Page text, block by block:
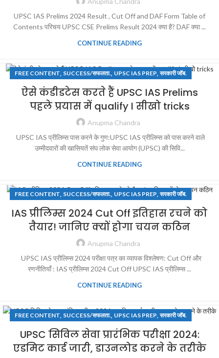
UPSC IAS Prelims 2024 Result , Cut Off and DAF Form Table of
Contents परिचय UPSC CSE Prelims Result 2024 क्या है? DAF क्या ...
CONTINUE READING
FREE CONTENT, SUCCESS/सफलता., UPSC IAS PREP, सरकारी जॉब.
ऐसे कंडीडटेस करते हैं UPSC IAS Prelims
पहले प्रयास में qualify I सीखो tricks
Anupma Chandra
UPSC IAS प्रीलिम्स पास करने के गुण:UPSC IAS प्रीलिम्स को पास करने वाले
उम्मीदवारों की खासियतें संघ लोक सेवा आयोग (UPSC) की सिवि...
CONTINUE READING
FREE CONTENT, SUCCESS/सफलता., UPSC IAS PREP, सरकारी जॉब.
IAS प्रीलिम्स 2024 Cut Off इतिहास रचने को
तैयार! जानिए क्यों होगा चयन कठिन
Anupma Chandra
UPSC IAS प्रीलिम्स 2024 परीक्षा पत्र का व्यापक विश्लेषण: Cut Off और
रणनीतियाँ : IAS प्रीलिम्स 2024 Cut Off UPSC IAS प्रीलिम्स ...
CONTINUE READING
FREE CONTENT, SUCCESS/सफलता., UPSC IAS PREP, सरकारी जॉब.
UPSC सिविल सेवा प्रारंभिक परीक्षा 2024:
एडमिट कार्ड जारी, डाउनलोड करने के तरीके